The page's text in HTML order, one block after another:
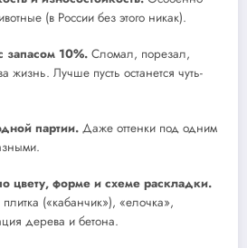
(в России без этого никак).
запасом 10%. Сломал, порезал,
Лучше пусть останется чуть-
партии. Даже оттенки под одним
цвету, форме и схеме раскладки.
(«кабанчик»), «елочка»,
дерева и бетона.